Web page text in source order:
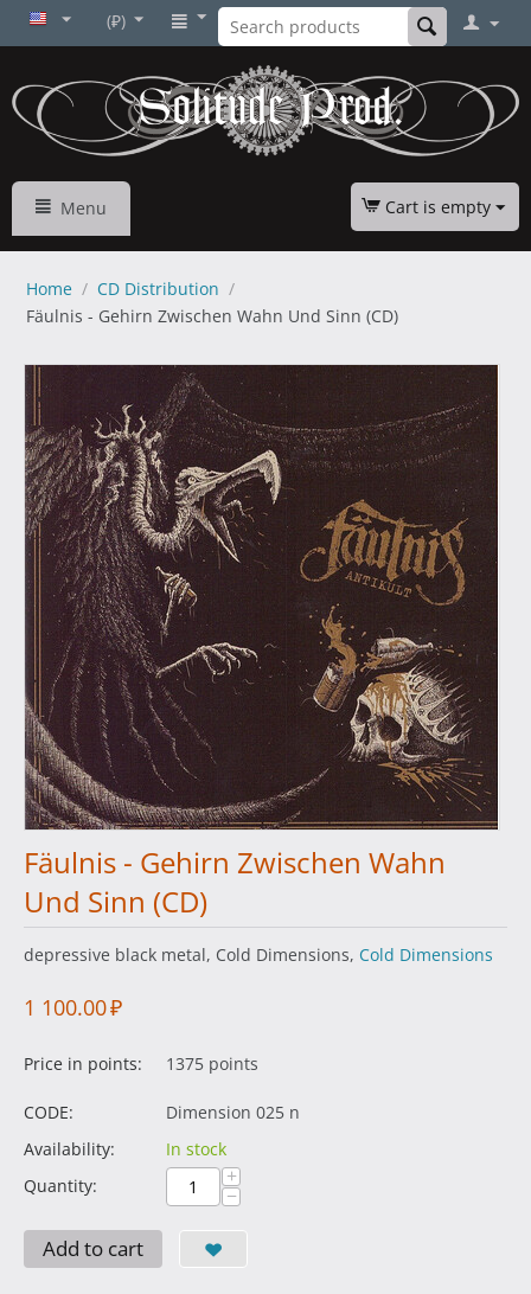
(₽)
Menu Cart is empty
Home / CD Distribution /
Fäulnis - Gehirn Zwischen Wahn Und Sinn (CD)
Fäulnis - Gehirn Zwischen Wahn
Und Sinn (CD)
depressive black metal, Cold Dimensions, Cold Dimensions
1 100.00₽
Price in points: 1375 points
CODE:
Dimension 025 n
Availability:
In stock
Quantity:
+
−
Add to cart